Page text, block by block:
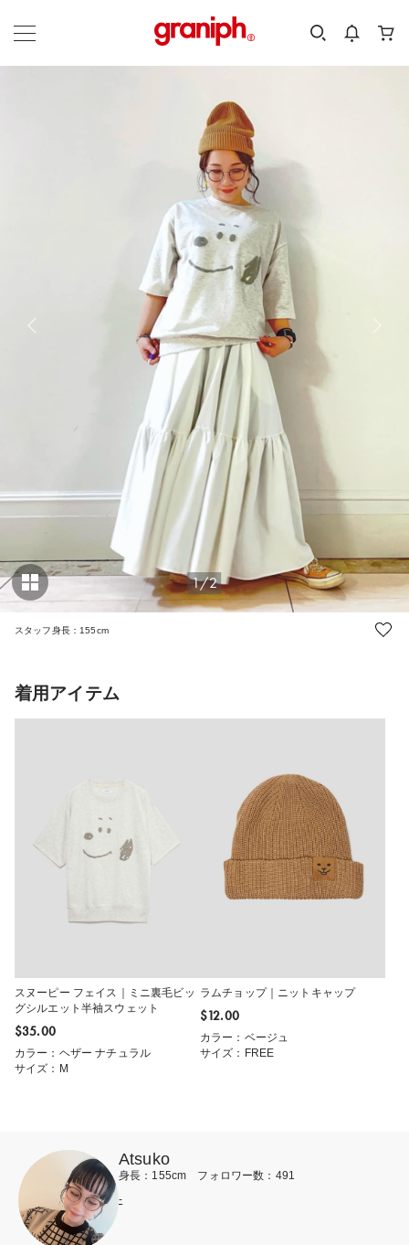
カテゴリーから探す
MEN KIDS
1/2
スタッフ身長：155cm
着用アイテム
スヌーピー フェイス｜ミニ裏毛ビッ
グシルエット半袖スウェット
$‌35.00
カラー：ヘザー ナチュラル
サイズ：M
ラムチョップ｜ニットキャップ
$‌12.00
カラー：ベージュ
サイズ：FREE
Atsuko
身長：155cm フォロワー数：491
-